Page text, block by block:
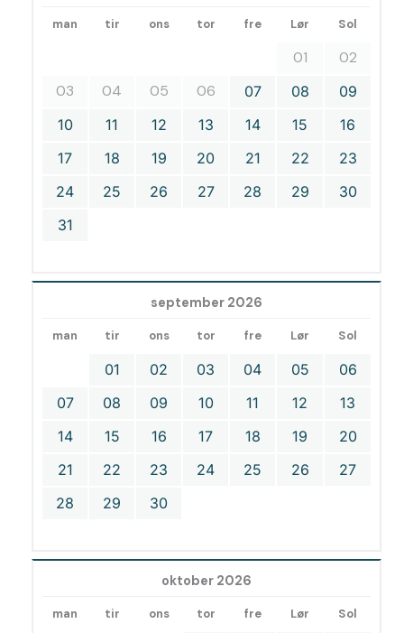
man tir ons tor fre Lør Sol
01
02
03
04 05 06 07 08
09
10
11 12 13 14 15
16
17
18 19 20 21 22
23
24
25 26 27 28 29
30
31
september 2026
man tir ons tor fre Lør Sol
01 02 03 04 05
06
07
08 09 10 11 12
13
14
15 16 17 18 19
20
21
22 23 24 25 26
27
28
29 30
oktober 2026
man tir ons tor fre Lør Sol